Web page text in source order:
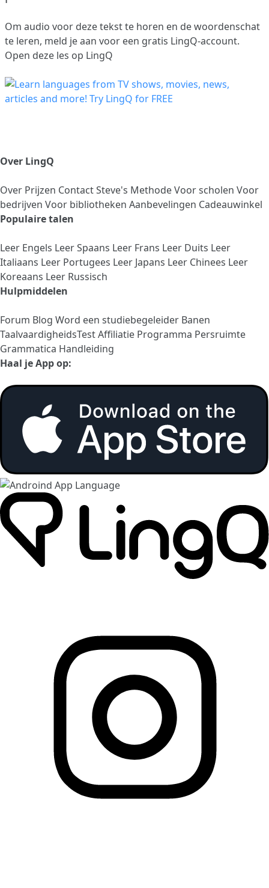
Om audio voor deze tekst te horen en de woordenschat
te leren, meld je aan voor een gratis LingQ-account.
Open deze les op LingQ
Over LingQ
Over Prijzen ContactSteve's MethodeVoor scholen Voor
bedrijven Voor bibliotheken Aanbevelingen Cadeauwinkel
Populaire talen
Leer Engels Leer Spaans Leer Frans Leer Duits Leer
Italiaans Leer Portugees Leer Japans Leer Chinees Leer
Koreaans Leer Russisch
Hulpmiddelen
Forum Blog Word een studiebegeleider Banen
TaalvaardigheidsTestAffiliatie Programma Persruimte
Grammatica Handleiding
Haal je App op: